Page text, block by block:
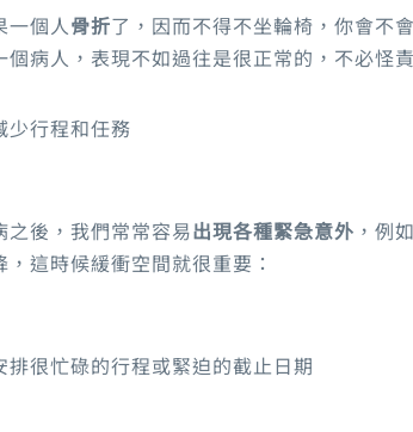
一個人 骨折了，因而不得不坐輪椅，你會不
個病人，表現不如過往是很正常的，不必怪
少行程和任務
之後，我們常常容易出現各種緊急意外 ，例
，這時候緩衝空間就很重要：
排很忙碌的行程或緊迫的截止日期